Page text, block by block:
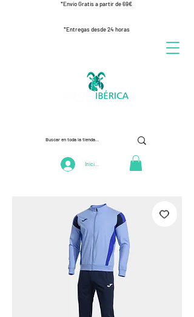
*Envío Gratis a partir de 69€
*Entregas desde 24 horas
Iniciar Sesión